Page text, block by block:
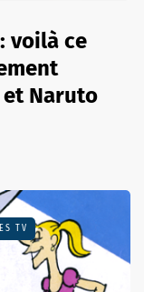
voilà ce
Naruto
TV